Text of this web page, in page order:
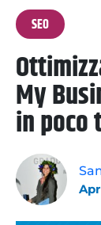
SEO
My
in poco